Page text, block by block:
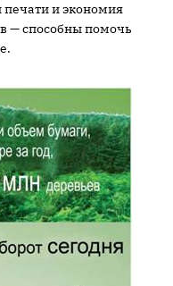
и экономия
— способны помочь